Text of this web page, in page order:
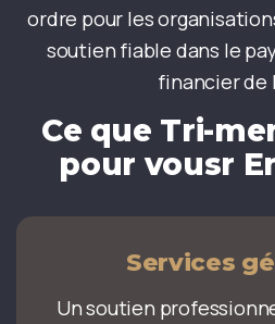
ordre pour les
soutien fiable dans le
financier de
Ce que Tri-
pour vousr
Services
Un soutien